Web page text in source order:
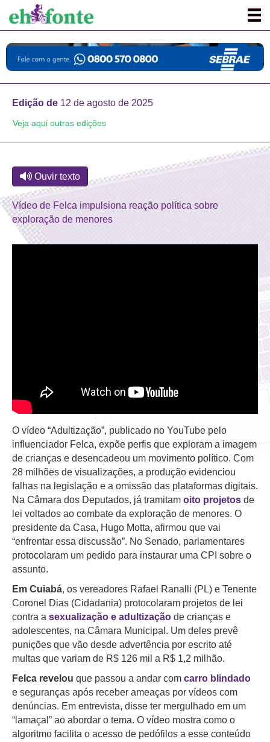
Edição de 12 de agosto de 2025
Veja aqui outras edições
Ouvir texto
Vídeo de Felca impulsiona reação política sobre
exploração de menores
O vídeo “Adultização”, publicado no YouTube pelo
influenciador Felca, expõe perfis que exploram a imagem
de crianças e desencadeou um movimento político. Com
28 milhões de visualizações, a produção evidenciou
falhas na legislação e a omissão das plataformas digitais.
Na Câmara dos Deputados, já tramitam oito projetos de
lei voltados ao combate da exploração de menores. O
presidente da Casa, Hugo Motta, afirmou que vai
“enfrentar essa discussão”. No Senado, parlamentares
protocolaram um pedido para instaurar uma CPI sobre o
assunto.
Em Cuiabá, os vereadores Rafael Ranalli (PL) e Tenente
Coronel Dias (Cidadania) protocolaram projetos de lei
contra a sexualização e adultização de crianças e
adolescentes, na Câmara Municipal. Um deles prevê
punições que vão desde advertência por escrito até
multas que variam de R$ 126 mil a R$ 1,2 milhão.
Felca revelou que passou a andar com carro blindado
e seguranças após receber ameaças por vídeos com
denúncias. Em entrevista, disse ter mergulhado em um
“lamaçal” ao abordar o tema. O vídeo mostra como o
algoritmo facilita o acesso de pedófilos a esse conteúdo